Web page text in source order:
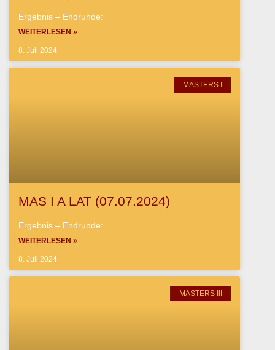
Ergebnis – Endrunde:
WEITERLESEN »
8. Juli 2024
MASTERS I
MAS I A LAT (07.07.2024)
Ergebnis – Endrunde:
WEITERLESEN »
8. Juli 2024
MASTERS III